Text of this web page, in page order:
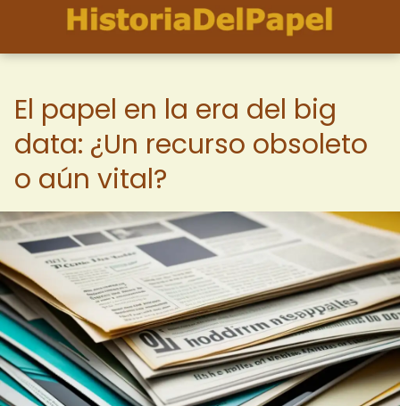
El papel en la era del big
data: ¿Un recurso obsoleto
o aún vital?